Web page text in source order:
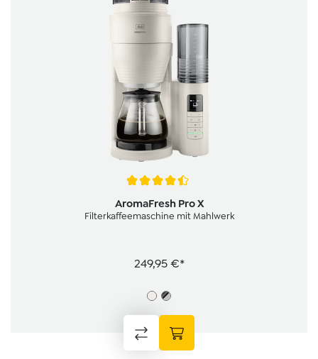
AromaFresh Pro X
Filterkaffeemaschine mit Mahlwerk
249,95 €*